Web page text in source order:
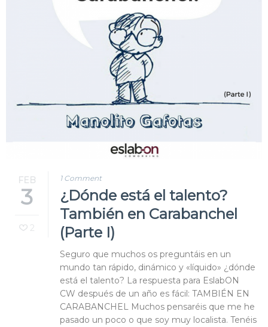
FEB
3
2
1 Comment
¿Dónde está el talento?
También en Carabanchel
(Parte I)
Seguro que muchos os preguntáis en un
mundo tan rápido, dinámico y «líquido» ¿dónde
está el talento? La respuesta para EslabON
CW después de un año es fácil: TAMBIÉN EN
CARABANCHEL Muchos pensaréis que me he
pasado un poco o que soy muy localista. Tenéis